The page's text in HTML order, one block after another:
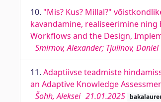
10. "Mis? Kus? Millal?"
kavandamine, realiseerimine ning
Workflows and the Design,
Smirnov, Alexander; Tjulinov, Daniel
11. Adaptiivse teadmiste
an Adaptive Knowledge
Šohh, Aleksei 21.01.2025